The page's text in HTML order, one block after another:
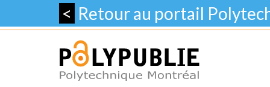
< Retour au portail